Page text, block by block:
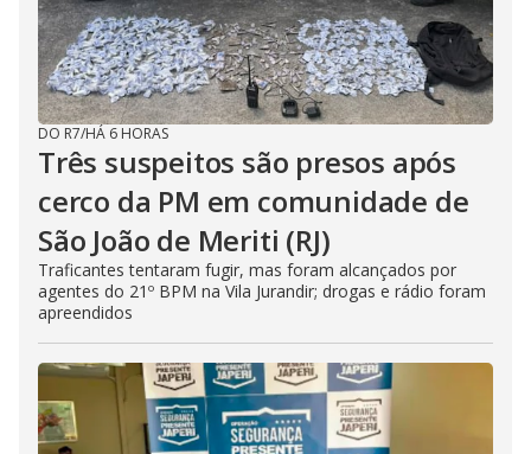
DO R7/HÁ 6 HORAS
Três suspeitos são presos após
cerco da PM em comunidade de
São João de Meriti (RJ)
Traficantes tentaram fugir, mas foram alcançados por
agentes do 21º BPM na Vila Jurandir; drogas e rádio foram
apreendidos